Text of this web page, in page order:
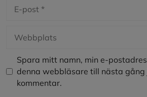
post
Spara mitt namn, min e-
denna webbläsare till nästa gång
kommentar.